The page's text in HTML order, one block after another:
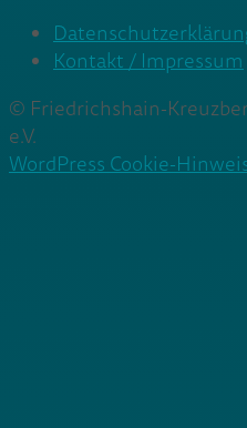
Kontakt / Impressum
© Friedrichshain-
e.V.
WordPress Cookie-